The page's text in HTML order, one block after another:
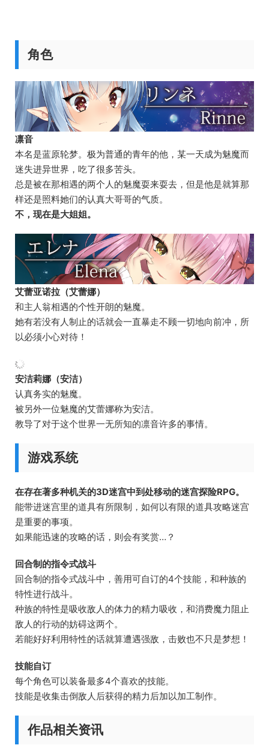
角色
凛音
本名是蓝原轮梦。极为普通的青年的他，某一天成为魅魔而
迷失进异世界，吃了很多苦头。
总是被在那相遇的两个人的魅魔耍来耍去，但是他是就算那
样还是照料她们的认真大哥哥的气质。
不，现在是大姐姐。
艾蕾亚诺拉（艾蕾娜）
和主人翁相遇的个性开朗的魅魔。
她有若没有人制止的话就会一直暴走不顾一切地向前冲，所
以必须小心对待！
安洁莉娜（安洁）
认真务实的魅魔。
被另外一位魅魔的艾蕾娜称为安洁。
教导了对于这个世界一无所知的凛音许多的事情。
游戏系统
在存在著多种机关的3D迷宫中到处移动的迷宫探险RPG。
能带进迷宫里的道具有所限制，如何以有限的道具攻略迷宫
是重要的事项。
如果能迅速的攻略的话，则会有奖赏…？
回合制的指令式战斗
回合制的指令式战斗中，善用可自订的4个技能，和种族的
特性进行战斗。
种族的特性是吸收敌人的体力的精力吸收，和消费魔力阻止
敌人的行动的妨碍这两个。
若能好好利用特性的话就算遭遇强敌，击败也不只是梦想！
技能自订
每个角色可以装备最多4个喜欢的技能。
技能是收集击倒敌人后获得的精力后加以加工制作。
作品相关资讯